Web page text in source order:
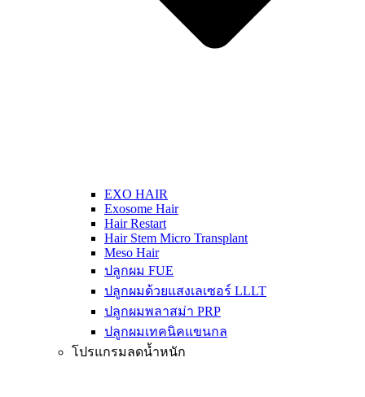
EXO HAIR
Exosome Hair
Hair Restart
Hair Stem Micro Transplant
Meso Hair
ปลูกผม FUE
ปลูกผมด้วยแสงเลเซอร์ LLLT
ปลูกผมพลาสม่า PRP
ปลูกผมเทคนิคแขนกล
โปรแกรมลดน้ำหนัก